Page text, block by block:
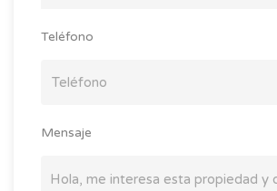
Teléfono
Mensaje